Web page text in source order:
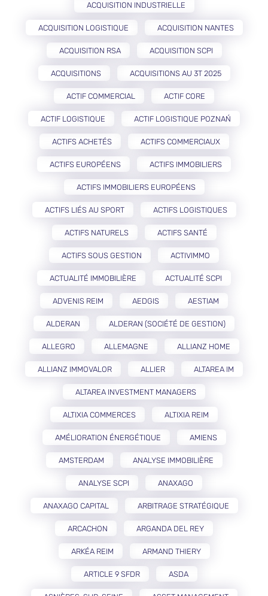
ACQUISITION INDUSTRIELLE
ACQUISITION LOGISTIQUE ACQUISITION NANTES
ACQUISITION RSA ACQUISITION SCPI
ACQUISITIONS ACQUISITIONS AU 3T 2025
ACTIF COMMERCIAL ACTIF CORE
ACTIF LOGISTIQUE ACTIF LOGISTIQUE POZNAŃ
ACTIFS ACHETÉS ACTIFS COMMERCIAUX
ACTIFS EUROPÉENS ACTIFS IMMOBILIERS
ACTIFS IMMOBILIERS EUROPÉENS
ACTIFS LIÉS AU SPORT ACTIFS LOGISTIQUES
ACTIFS NATURELS ACTIFS SANTÉ
ACTIFS SOUS GESTION ACTIVIMMO
ACTUALITÉ IMMOBILIÈRE ACTUALITÉ SCPI
ADVENIS REIM AEDGIS AESTIAM
ALDERAN ALDERAN (SOCIÉTÉ DE GESTION)
ALLEGRO ALLEMAGNE ALLIANZ HOME
ALLIANZ IMMOVALOR ALLIER ALTAREA IM
ALTAREA INVESTMENT MANAGERS
ALTIXIA COMMERCES ALTIXIA REIM
AMÉLIORATION ÉNERGÉTIQUE AMIENS
AMSTERDAM ANALYSE IMMOBILIÈRE
ANALYSE SCPI ANAXAGO
ANAXAGO CAPITAL ARBITRAGE STRATÉGIQUE
ARCACHON ARGANDA DEL REY
ARKÉA REIM ARMAND THIERY
ARTICLE 9 SFDR ASDA